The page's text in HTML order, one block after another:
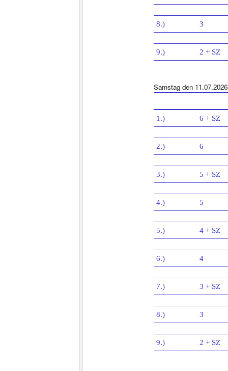
8.) 3
9.) 2 + SZ
Samstag den 11.07.2026
1.) 6 + SZ
2.) 6
3.) 5 + SZ
4.) 5
5.) 4 + SZ
6.) 4
7.) 3 + SZ
8.) 3
9.) 2 + SZ